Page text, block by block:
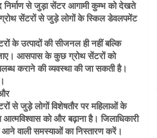
निर्माण से जुड़ा सेंटर आगामी कुम्भ को देखते
ग्रोथ सेंटरों से जुड़े लोगों के स्किल डेवलपमेंट
के उत्पादों की सीजनल ही नहीं बल्कि
जाए। आसपास के कुछ ग्रोथ सेंटरों को
कराने की व्यवस्था की जा सकती है।
से जुड़े लोगों विशेषतौर पर महिलाओं के
को और बढ़ाना है। जिलाधिकारी
वाली समस्याओं का निस्तारण करें।